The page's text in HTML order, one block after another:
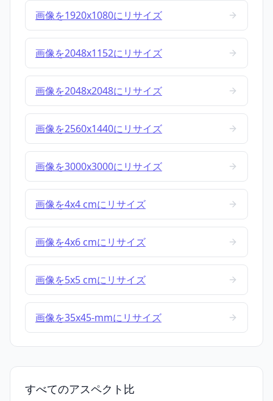
画像を1920x1080にリサイズ
画像を2048x1152にリサイズ
画像を2048x2048にリサイズ
画像を2560x1440にリサイズ
画像を3000x3000にリサイズ
画像を4x4 cmにリサイズ
画像を4x6 cmにリサイズ
画像を5x5 cmにリサイズ
画像を35x45-mmにリサイズ
すべてのアスペクト比